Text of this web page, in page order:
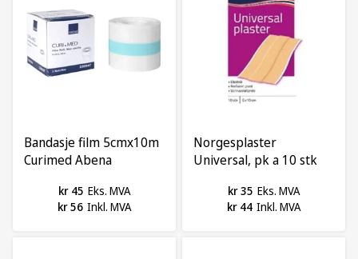
Bandasje film 5cmx10m
Curimed Abena
kr 45 Eks. MVA
kr 56 Inkl. MVA
Norgesplaster
Universal, pk a 10 stk
kr 35 Eks. MVA
kr 44 Inkl. MVA